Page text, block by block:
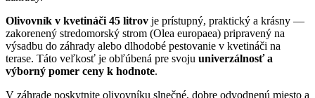
Olivovník v kvetináči 45 litrov je prístupný, praktický a krásny —
zakorenený stredomorský strom (Olea europaea) pripravený na
výsadbu do záhrady alebo dlhodobé pestovanie v kvetináči na
terase. Táto veľkosť je obľúbená pre svoju univerzálnosť a
výborný pomer ceny k hodnote.
V záhrade poskytnite olivovníku slnečné, dobre odvodnenú miesto a